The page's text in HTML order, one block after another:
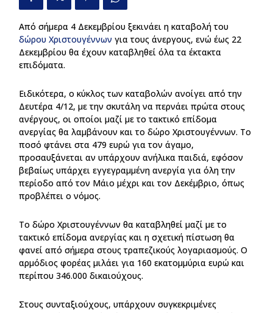
Από σήμερα 4 Δεκεμβρίου ξεκινάει η καταβολή του
δώρου Χριστουγέννων για τους άνεργους, ενώ έως 22
Δεκεμβρίου θα έχουν καταβληθεί όλα τα έκτακτα
επιδόματα.
Ειδικότερα, ο κύκλος των καταβολών ανοίγει από την
Δευτέρα 4/12, με την σκυτάλη να περνάει πρώτα στους
ανέργους, οι οποίοι μαζί με το τακτικό επίδομα
ανεργίας θα λαμβάνουν και το δώρο Χριστουγέννων. Το
ποσό φτάνει στα 479 ευρώ για τον άγαμο,
προσαυξάνεται αν υπάρχουν ανήλικα παιδιά, εφόσον
βεβαίως υπάρχει εγγεγραμμένη ανεργία για όλη την
περίοδο από τον Μάιο μέχρι και τον Δεκέμβριο, όπως
προβλέπει ο νόμος.
Το δώρο Χριστουγέννων θα καταβληθεί μαζί με το
τακτικό επίδομα ανεργίας και η σχετική πίστωση θα
φανεί από σήμερα στους τραπεζικούς λογαριασμούς. Ο
αρμόδιος φορέας μιλάει για 160 εκατομμύρια ευρώ και
περίπου 346.000 δικαιούχους.
Στους συνταξιούχους, υπάρχουν συγκεκριμένες